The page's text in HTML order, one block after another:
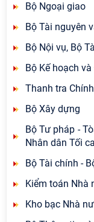
Bộ Ngoại giao
Bộ Tài nguyên
Bộ Nội vụ, Bộ
Bộ Kế hoạch
Thanh tra
Bộ Xây dựng
Bộ Tư pháp -
Nhân dân Tối
Bộ Tài chính -
Kiểm toán Nhà
Kho bạc Nhà